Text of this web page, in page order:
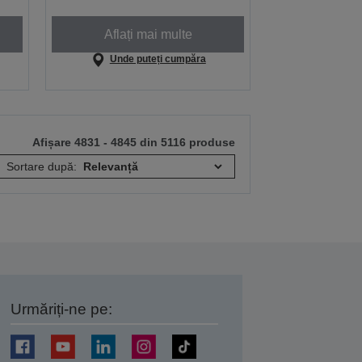
Aflați mai multe
Unde puteți cumpăra
Afișare 4831 - 4845 din 5116 produse
Sortare după:
Urmăriți-ne pe: